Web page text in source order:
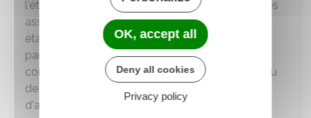
l'établissement d'un procès-verbal
signé par les
associés présents. Les procès-verbaux sont
établis sur un
registre spécialcoté et paraphé
par un représentant de l'ordre professionnel
concerné ou par le greffier du tribunal judiciaire ou
de commerce suivant les précisions des décrets
d'applications particuliers à chaque profession.
OK, accept all
Deny all cookies
Privacy policy